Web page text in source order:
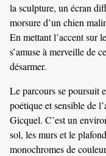
la sculpture, un écran
morsure d’un chien
En mettant l’accent sur
s’amuse à merveille de
désarmer.
Le parcours se poursuit
poétique et sensible de
Gicquel. C’est un
sol, les murs et le
monochromes de